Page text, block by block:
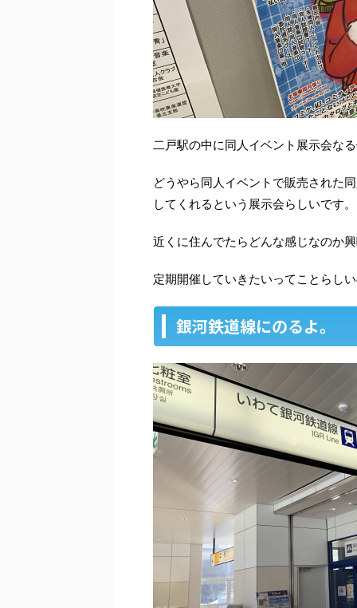
二戸駅の中に同人イベント展示会な
どうやら同人イベントで販売された
してくれるという展示会らしいです。
近くに住んでたらどんな感じなのか
定期開催していきたいってことらし
銀河鉄道線にのるよ。